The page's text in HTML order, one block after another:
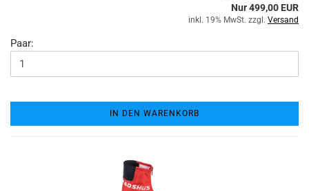
Nur 499,00 EUR
inkl. 19% MwSt. zzgl. Versand
Paar:
IN DEN WARENKORB